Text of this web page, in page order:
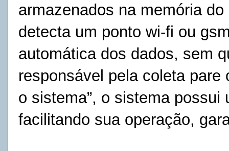
armazenados na memória
detecta um ponto wi-fi ou
automática dos dados, sem
responsável pela coleta
o sistema”, o sistema
facilitando sua operação,